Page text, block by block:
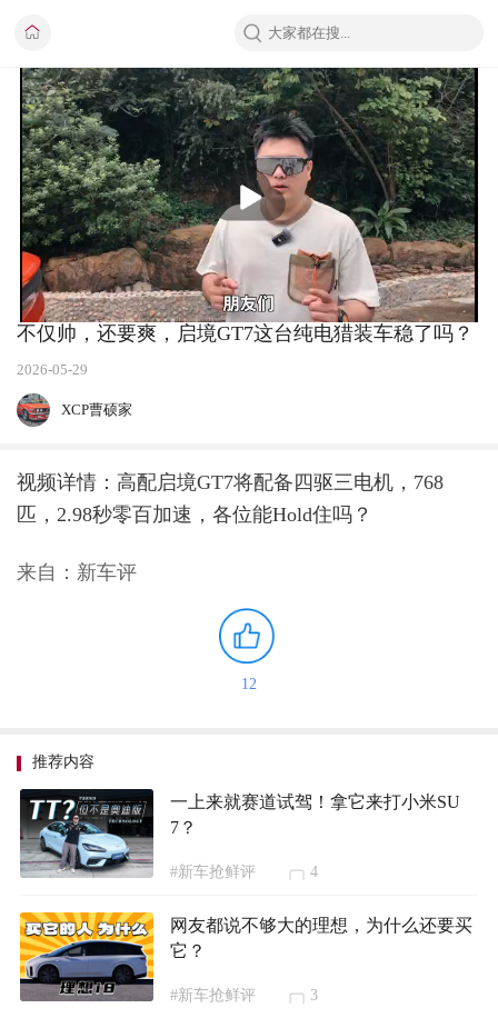
播
放
不仅帅，还要爽，启境GT7这台纯电猎装车稳了吗？
2026-05-29
XCP曹硕家
视频详情：高配启境GT7将配备四驱三电机，768
匹，2.98秒零百加速，各位能Hold住吗？
来自：新车评
12
推荐内容
一上来就赛道试驾！拿它来打小米SU
7？
#新车抢鲜评 4
网友都说不够大的理想，为什么还要买
它？
#新车抢鲜评 3